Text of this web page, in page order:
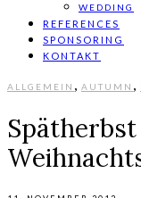
WEDDING
REFERENCES
SPONSORING
KONTAKT
ALLGEMEIN , AUTUMN ,